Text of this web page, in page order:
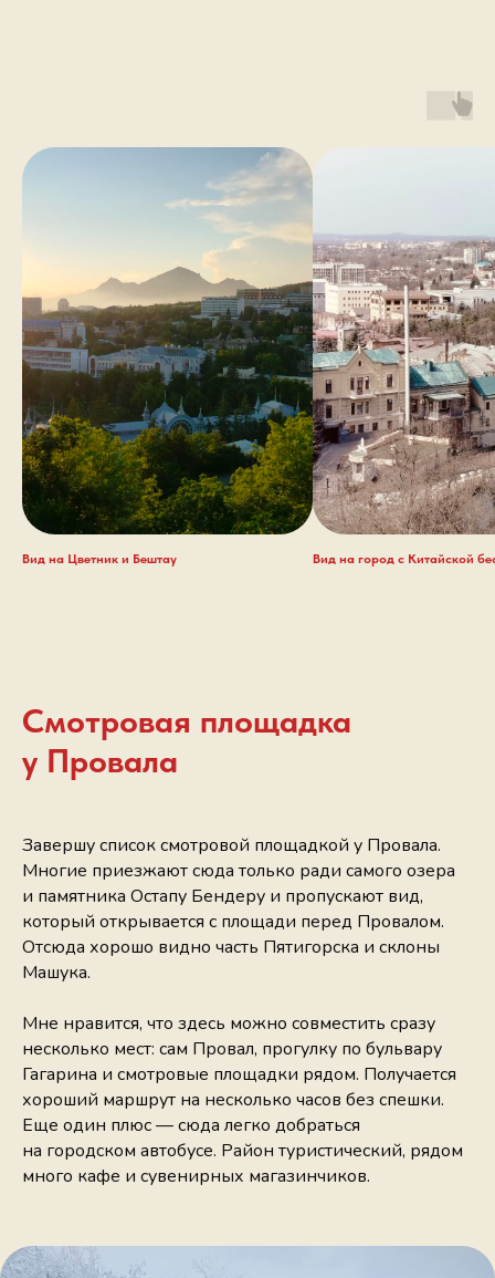
Вид на Цветник и Бештау Вид на город с Китайской
Смотровая площадка
у Провала
Завершу список смотровой площадкой у Провала.
Многие приезжают сюда только ради самого озера
и памятника Остапу Бендеру и пропускают вид,
который открывается с площади перед Провалом.
Отсюда хорошо видно часть Пятигорска и склоны
Машука.
Мне нравится, что здесь можно совместить сразу
несколько мест: сам Провал, прогулку по бульвару
Гагарина и смотровые площадки рядом. Получается
хороший маршрут на несколько часов без спешки.
Еще один плюс — сюда легко добраться
на городском автобусе. Район туристический, рядом
много кафе и сувенирных магазинчиков.